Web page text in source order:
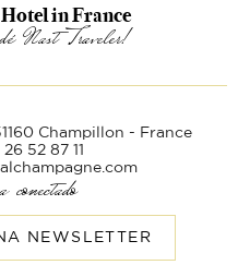
in France
Nast Traveler!
Champillon - France
52 87 11
conectado
NEWSLETTER